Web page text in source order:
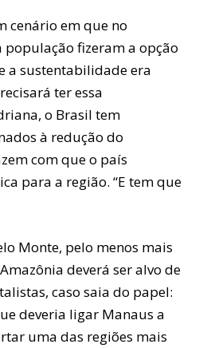
cenário em que no
fizeram a opção
a sustentabilidade era
ter essa
o Brasil tem
à redução do
com que o país
para a região. “E tem que
Monte, pelo menos mais
deverá ser alvo de
caso saia do papel:
deveria ligar Manaus a
uma das regiões mais